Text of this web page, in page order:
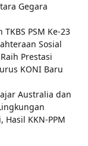
Gegara
PSM Ke-23
Sosial
Prestasi
KONI Baru
Australia dan
Hasil KKN-PPM